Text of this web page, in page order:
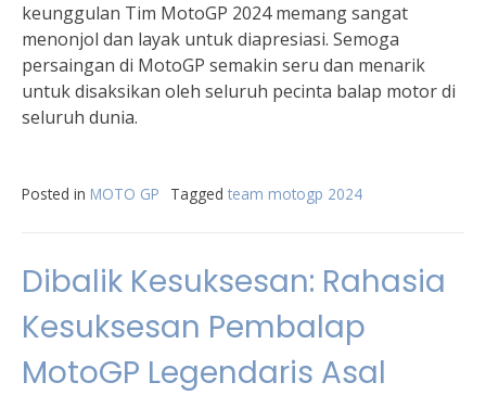
keunggulan Tim MotoGP 2024 memang sangat
menonjol dan layak untuk diapresiasi. Semoga
persaingan di MotoGP semakin seru dan menarik
untuk disaksikan oleh seluruh pecinta balap motor di
seluruh dunia.
Posted in MOTO GP Tagged team motogp 2024
Dibalik Kesuksesan: Rahasia
Kesuksesan Pembalap
MotoGP Legendaris Asal